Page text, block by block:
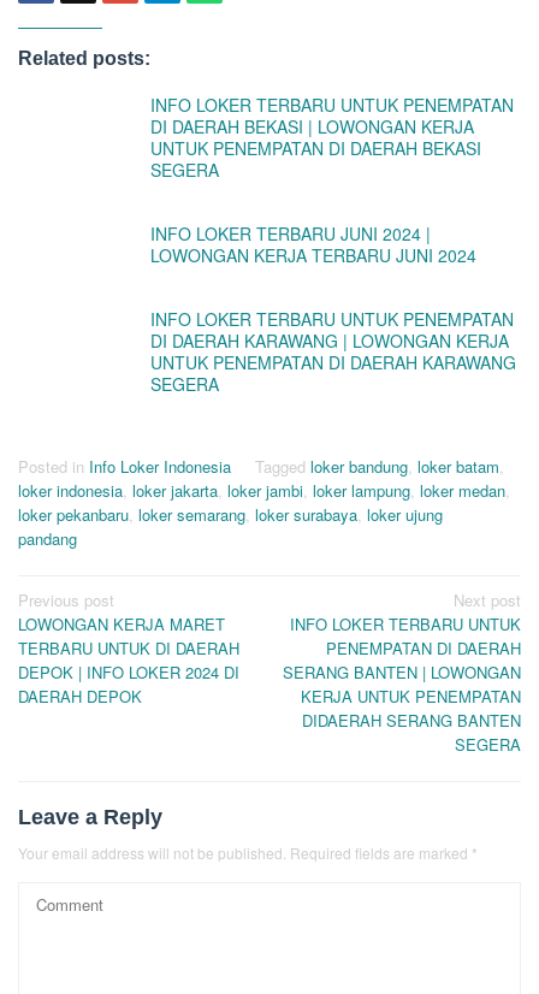
Related posts:
INFO LOKER TERBARU UNTUK PENEMPATAN
DI DAERAH BEKASI | LOWONGAN KERJA
UNTUK PENEMPATAN DI DAERAH BEKASI
SEGERA
INFO LOKER TERBARU JUNI 2024 |
LOWONGAN KERJA TERBARU JUNI 2024
INFO LOKER TERBARU UNTUK PENEMPATAN
DI DAERAH KARAWANG | LOWONGAN KERJA
UNTUK PENEMPATAN DI DAERAH KARAWANG
SEGERA
Posted in Info Loker Indonesia Tagged loker bandung, loker batam,
loker indonesia, loker jakarta, loker jambi, loker lampung, loker medan,
loker pekanbaru, loker semarang, loker surabaya, loker ujung
pandang
Post
navigation
Previous post
LOWONGAN KERJA MARET
TERBARU UNTUK DI DAERAH
DEPOK | INFO LOKER 2024 DI
DAERAH DEPOK
Next post
INFO LOKER TERBARU UNTUK
PENEMPATAN DI DAERAH
SERANG BANTEN | LOWONGAN
KERJA UNTUK PENEMPATAN
DIDAERAH SERANG BANTEN
SEGERA
Leave a Reply
Your email address will not be published. Required fields are marked *